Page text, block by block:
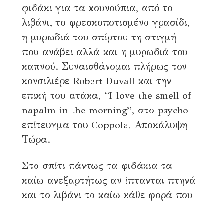
φιδάκι για τα κουνούπια, από το
λιβάνι, το φρεσκοποτισμένο γρασίδι,
η μυρωδιά του σπίρτου τη στιγμή
που ανάβει αλλά και η μυρωδιά του
καπνού. Συναισθάνομαι πλήρως τον
κονσιλιέρε Robert Duvall και την
επική του ατάκα, “I love the smell of
napalm in the morning”, στο psycho
επίτευγμα του Coppola, Αποκάλυψη
Τώρα.
Στο σπίτι πάντως τα φιδάκια τα
καίω ανεξαρτήτως αν ίπτανται πτηνά
και το λιβάνι το καίω κάθε φορά που